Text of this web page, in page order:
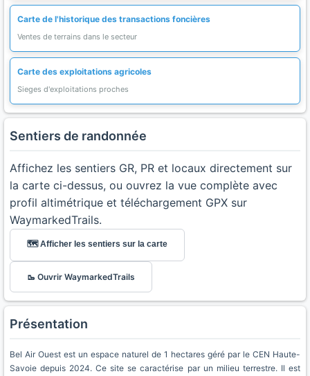
Carte de l'historique des transactions foncières
Ventes de terrains dans le secteur
Carte des exploitations agricoles
Sieges d'exploitations proches
Sentiers de randonnée
Affichez les sentiers GR, PR et locaux directement sur
la carte ci-dessus, ou ouvrez la vue complète avec
profil altimétrique et téléchargement GPX sur
WaymarkedTrails.
🗺️ Afficher les sentiers sur la carte
🥾 Ouvrir WaymarkedTrails
Présentation
Bel Air Ouest est un espace naturel de 1 hectares géré par le CEN Haute-
Savoie depuis 2024. Ce site se caractérise par un milieu terrestre. Il est